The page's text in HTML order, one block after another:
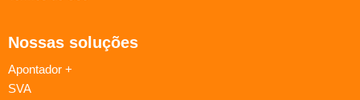
Nossas soluções
Apontador +
SVA